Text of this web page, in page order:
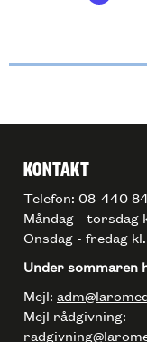
KONTAKT
Telefon: 08-440
Måndag - torsdag
Onsdag - fredag
Under sommaren
Mejl:
Mejl rådgivning: